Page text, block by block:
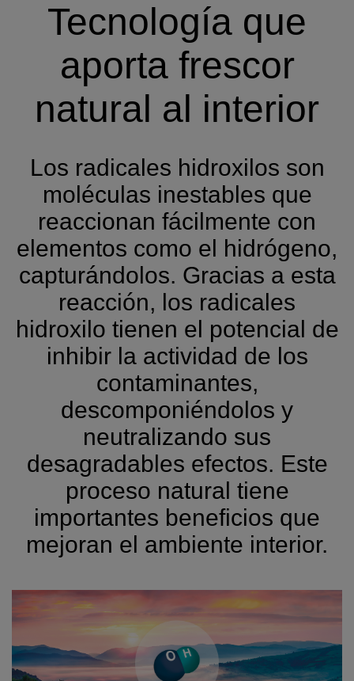
Tecnología que
aporta frescor
natural al interior
Los radicales hidroxilos son
moléculas inestables que
reaccionan fácilmente con
elementos como el hidrógeno,
capturándolos. Gracias a esta
reacción, los radicales
hidroxilo tienen el potencial de
inhibir la actividad de los
contaminantes,
descomponiéndolos y
neutralizando sus
desagradables efectos. Este
proceso natural tiene
importantes beneficios que
mejoran el ambiente interior.